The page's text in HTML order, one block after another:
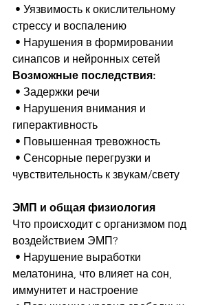
стрессу и воспалению
синапсов и нейронных сетей
Возможные последствия:
• Задержки речи
гиперактивность
• Повышенная тревожность
чувствительность к звукам/свету
ЭМП и общая физиология
Что происходит с организмом под
воздействием ЭМП?
мелатонина, что влияет на сон,
иммунитет и настроение